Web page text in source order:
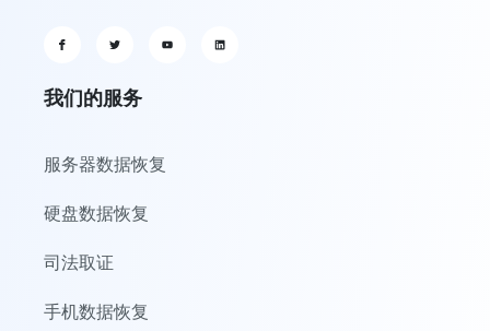
我们的服务
服务器数据恢复
硬盘数据恢复
司法取证
手机数据恢复